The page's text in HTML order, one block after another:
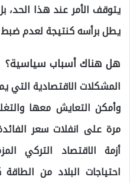
يطل برأسه كنتيجة لعدم ضبط
هل هناك أسباب سياسية؟
المشكلات الاقتصادية التي
وأمكن التعايش معها
مرة على انفلات سعر
أزمة الاقتصاد التركي
احتياجات البلاد من